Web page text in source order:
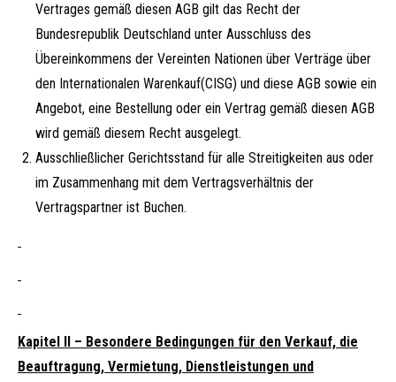
Vertrages gemäß diesen AGB gilt das Recht der
Bundesrepublik Deutschland unter Ausschluss des
Übereinkommens der Vereinten Nationen über Verträge über
den Internationalen Warenkauf(CISG) und diese AGB sowie ein
Angebot, eine Bestellung oder ein Vertrag gemäß diesen AGB
wird gemäß diesem Recht ausgelegt.
Ausschließlicher Gerichtsstand für alle Streitigkeiten aus oder
im Zusammenhang mit dem Vertragsverhältnis der
Vertragspartner ist Buchen.
Kapitel II – Besondere Bedingungen für den Verkauf, die
Beauftragung, Vermietung, Dienstleistungen und